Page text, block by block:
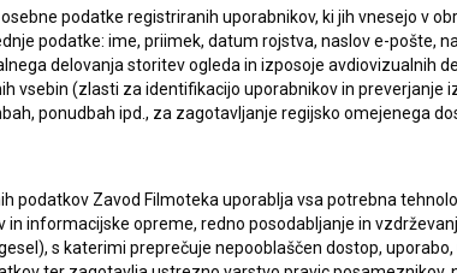
Sprejemamsplošne pogojein dajem
zbiranje, hrambo in obdelavo osebnih
podatke registriranih uporabnikov, ki jih vnesejo v
podatke: ime, priimek, datum rojstva, naslov e-pošte,
delovanja storitev ogleda in izposoje avdiovizualnih
vsebin (zlasti za identifikacijo uporabnikov in preverjanje
ponudbah ipd., za zagotavljanje regijsko omejenega
podatkov Zavod Filmoteka uporablja vsa potrebna
informacijske opreme, redno posodabljanje in
s katerimi preprečuje nepooblaščen dostop,